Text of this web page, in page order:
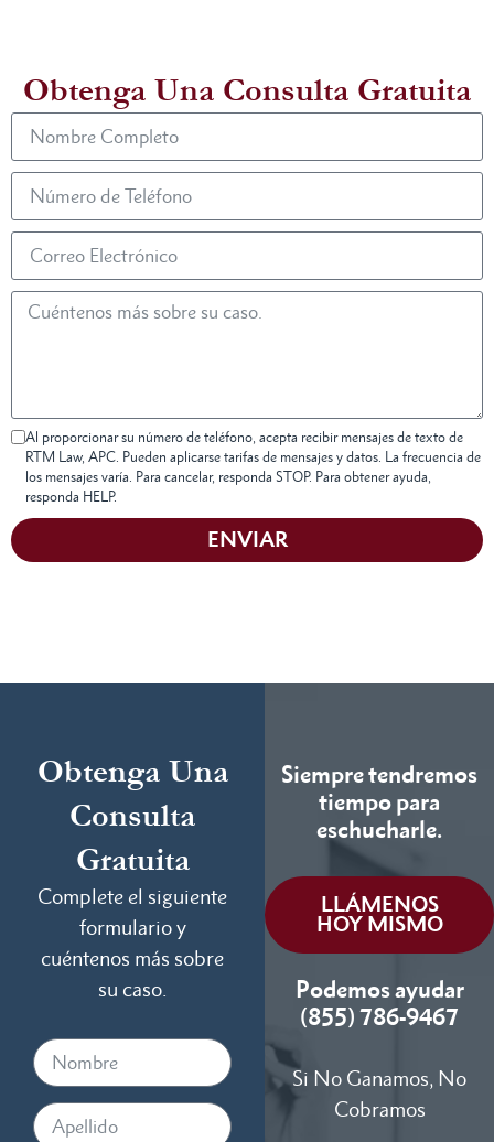
Obtenga Una Consulta Gratuita
Al proporcionar su número de teléfono, acepta recibir mensajes de texto de
RTM Law, APC. Pueden aplicarse tarifas de mensajes y datos. La frecuencia de
los mensajes varía. Para cancelar, responda STOP. Para obtener ayuda,
responda HELP.
ENVIAR
Obtenga Una
Consulta
Gratuita
Complete el siguiente
formulario y
cuéntenos más sobre
su caso.
Siempre tendremos
tiempo para
eschucharle.
LLÁMENOS
HOY MISMO
Podemos ayudar
(855) 786-9467
Si No Ganamos, No
Cobramos